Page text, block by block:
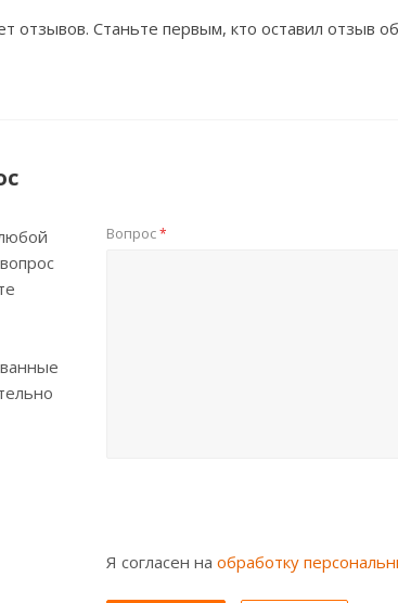
отзывов. Станьте первым, кто оставил отзыв
Вопрос*
Я согласен наобработку